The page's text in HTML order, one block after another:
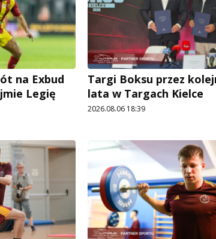
na Exbud
Legię
Targi Boksu przez
lata w Targach Kielce
2026.08.06 18:39